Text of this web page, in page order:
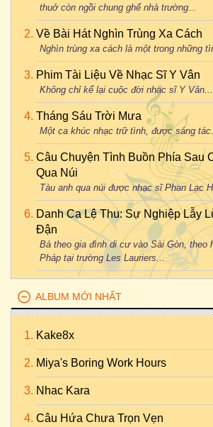
thuở còn ngồi chung ghế nhà trường...
Về Bài Hát Nghìn Trùng Xa Cách
Nghìn trùng xa cách là một trong những
Phim Tài Liệu Về Nhạc Sĩ Y Vân
Không chỉ kể lại cuộc đời nhạc sĩ Y Vân...
Tháng Sáu Trời Mưa
Một ca khúc nhạc trữ tình, được sáng
Câu Chuyện Tình Buồn Phía Sau
Qua Núi
Tàu anh qua núi được nhạc sĩ Phan Lạc
Danh Ca Lệ Thu: Sự Nghiệp Lẫy
Đận
Bà theo gia đình di cư vào Sài Gòn, theo
Pháp tại trường Les Lauriers...
ALBUM MỚI NHẤT
Kake8x
Miya's Boring Work Hours
Nhac Kara
Câu Hứa Chưa Trọn Vẹn